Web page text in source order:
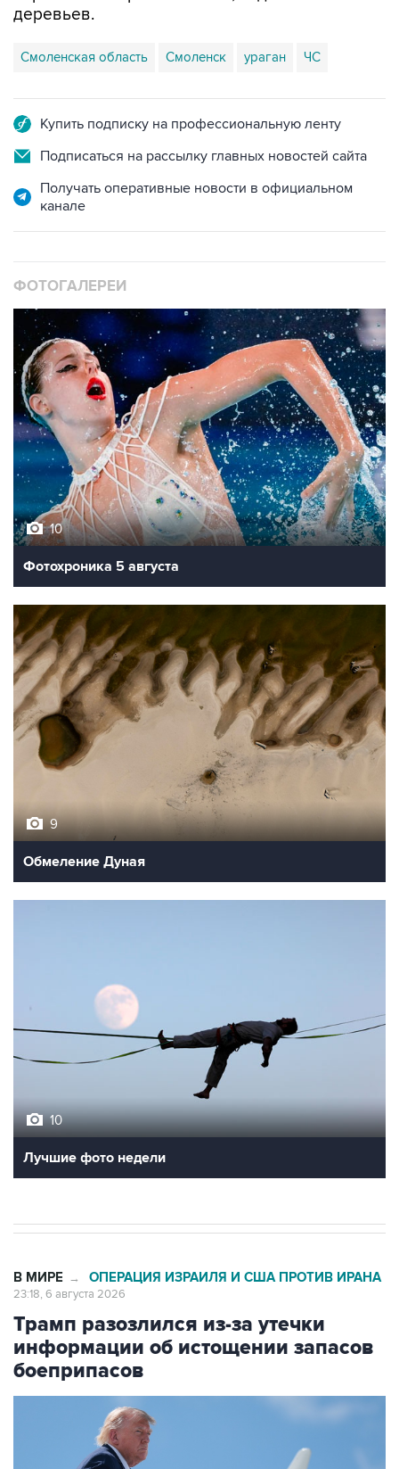
деревьев.
Смоленская область Смоленск ураган ЧС
Купить подписку на профессиональную ленту
Подписаться на рассылку главных новостей сайта
Получать оперативные новости в официальном
канале
ФОТОГАЛЕРЕИ
10
Фотохроника 5 августа
9
Обмеление Дуная
10
Лучшие фото недели
В МИРЕ → ОПЕРАЦИЯ ИЗРАИЛЯ И США ПРОТИВ ИРАНА
23:18, 6 августа 2026
Трамп разозлился из-за утечки
информации об истощении запасов
боеприпасов